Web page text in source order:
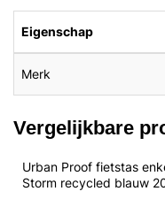
Eigenschap
Merk
Vergelijkbare
Urban Proof fietstas
Storm recycled blauw